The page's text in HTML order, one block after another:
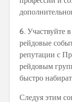
6. Участвуйте
рейдовые
репутации с
рейдовым
быстро
Следуя этим